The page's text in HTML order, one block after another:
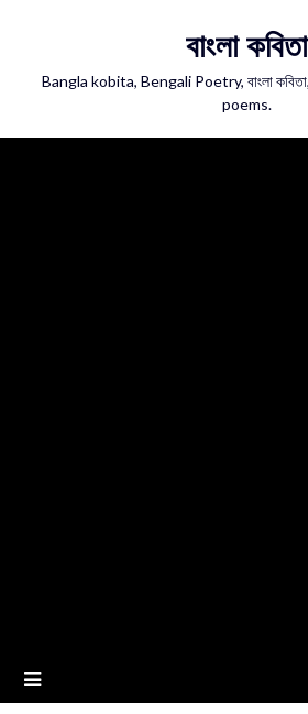
বাংলা কবিতা
Bangla kobita, Bengali Poetry, বাংলা
poems.